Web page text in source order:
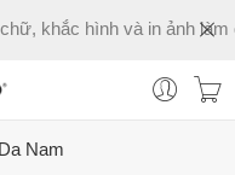
khắc hình và in ảnh làm
Nam